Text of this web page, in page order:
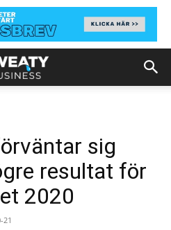
sig
resultat för
2020
21